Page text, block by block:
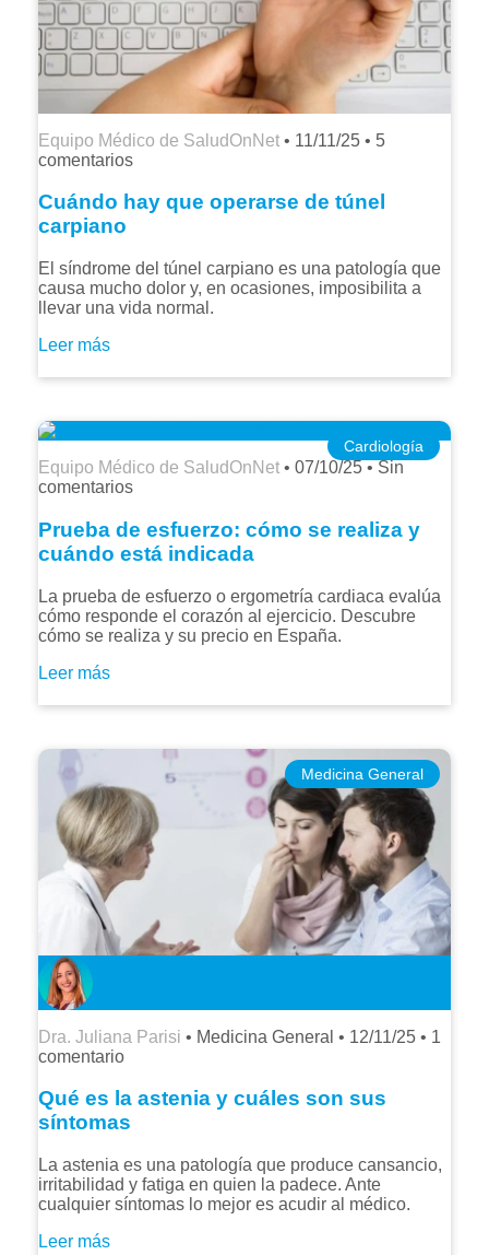
Equipo Médico de SaludOnNet • 11/11/25 • 5
comentarios
Cuándo hay que operarse de túnel
carpiano
El síndrome del túnel carpiano es una patología que
causa mucho dolor y, en ocasiones, imposibilita a
llevar una vida normal.
Leer más
Cardiología
Equipo Médico de SaludOnNet • 07/10/25 • Sin
comentarios
Prueba de esfuerzo: cómo se realiza y
cuándo está indicada
La prueba de esfuerzo o ergometría cardiaca evalúa
cómo responde el corazón al ejercicio. Descubre
cómo se realiza y su precio en España.
Leer más
Medicina General
Dra. Juliana Parisi • Medicina General • 12/11/25 • 1
comentario
Qué es la astenia y cuáles son sus
síntomas
La astenia es una patología que produce cansancio,
irritabilidad y fatiga en quien la padece. Ante
cualquier síntomas lo mejor es acudir al médico.
Leer más